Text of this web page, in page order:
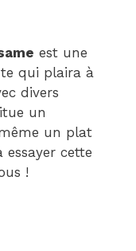
est une
qui plaira à
divers
un
un plat
essayer cette
!